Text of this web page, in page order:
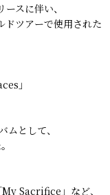
スに伴い、
ドツアーで使用された
」
ムとして、
Sacrifice」など、